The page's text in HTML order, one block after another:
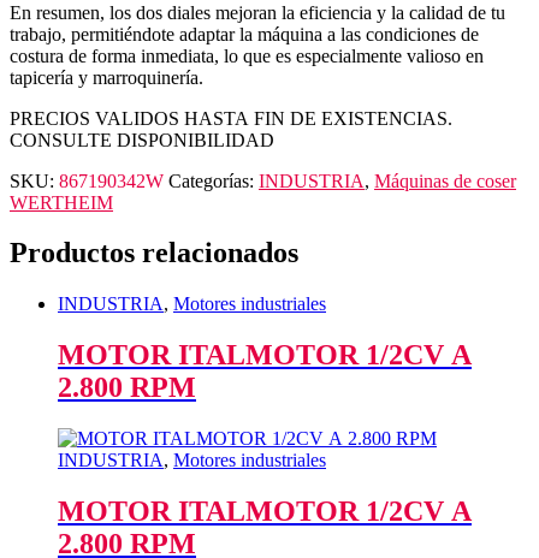
En resumen, los dos diales mejoran la eficiencia y la calidad de tu
trabajo, permitiéndote adaptar la máquina a las condiciones de
costura de forma inmediata, lo que es especialmente valioso en
tapicería y marroquinería.
PRECIOS VALIDOS HASTA FIN DE EXISTENCIAS.
CONSULTE DISPONIBILIDAD
SKU: 867190342W Categorías: INDUSTRIA, Máquinas de coser
WERTHEIM
Productos relacionados
INDUSTRIA, Motores industriales
MOTOR ITALMOTOR 1/2CV A
2.800 RPM
INDUSTRIA, Motores industriales
MOTOR ITALMOTOR 1/2CV A
2.800 RPM